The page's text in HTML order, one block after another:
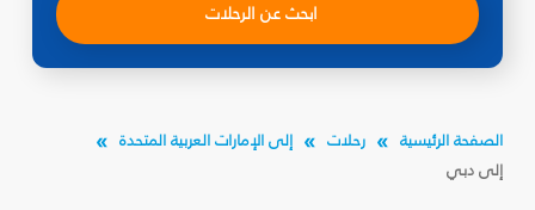
ابحث عن الرحلات
الصفحة الرئيسية رحلات
إلى الإمارات العربية المتحدة
إلى دبي